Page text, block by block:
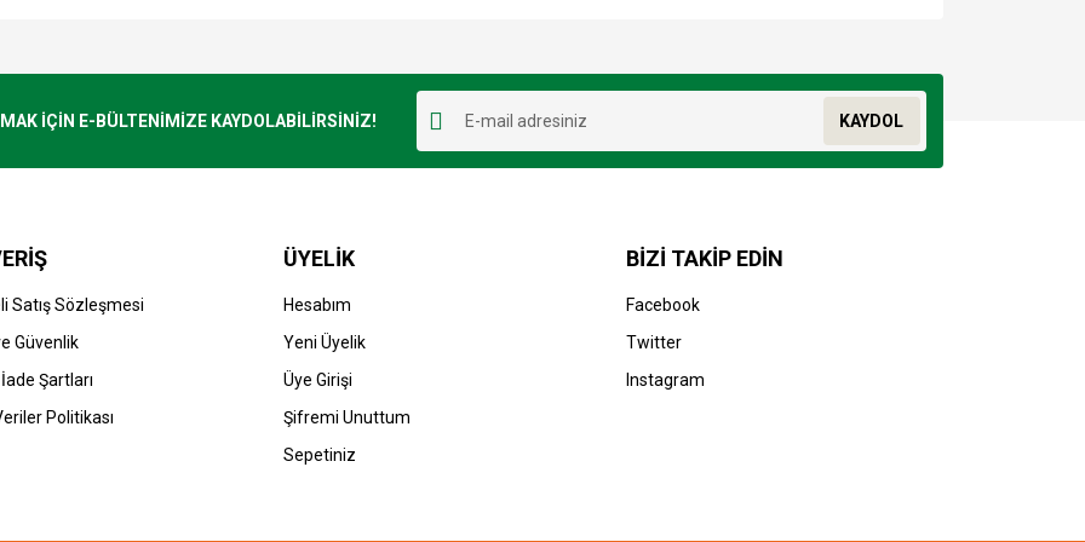
Gönder
İÇİN E-BÜLTENİMİZE KAYDOLABİLİRSİNİZ! KAYDOL
Satış Sözleşmesi
Güvenlik
Şartları
Politikası
ÜYELİK
Hesabım
Yeni Üyelik
Üye Girişi
Şifremi Unuttum
Sepetiniz
BİZİ TAKİP EDİN
Facebook
Twitter
Instagram